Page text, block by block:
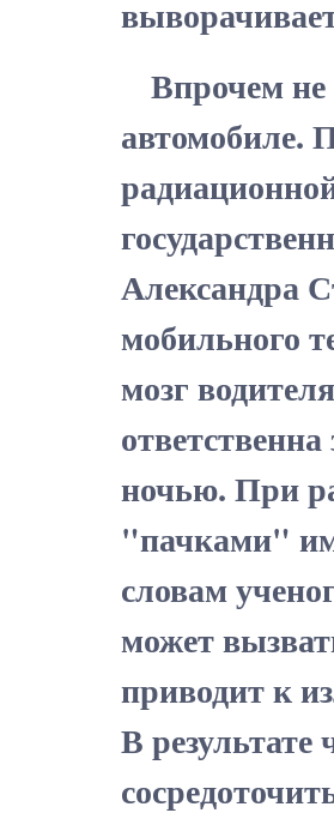
Впрочем не
автомобиле.
Александра
мобильного
мозг
ночью. При
"пачками"
словам
может
приводит к
В результате